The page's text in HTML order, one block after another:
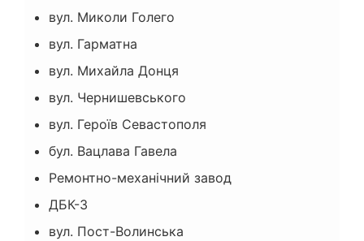
вул. Миколи Голего
вул. Гарматна
вул. Михайла Донця
вул. Чернишевського
вул. Героїв Севастополя
бул. Вацлава Гавела
Ремонтно-механічний завод
ДБК-3
вул. Пост-Волинська